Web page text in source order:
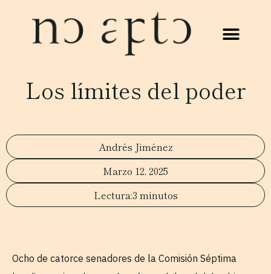
Los límites del poder
Andrés Jiménez
Marzo 12, 2025
3 minutos
Ocho de catorce senadores de la Comisión Séptima